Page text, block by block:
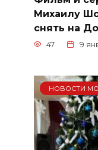
Михаилу
снять на
47 9
НОВОСТИ